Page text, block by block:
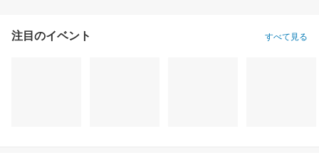
注目のイベント すべて見る